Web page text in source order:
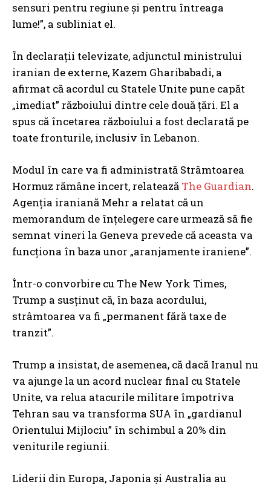
sensuri pentru regiune și pentru întreaga
lume!”, a subliniat el.
În declarații televizate, adjunctul ministrului
iranian de externe, Kazem Gharibabadi, a
afirmat că acordul cu Statele Unite pune capăt
„imediat” războiului dintre cele două țări. El a
spus că încetarea războiului a fost declarată pe
toate fronturile, inclusiv în Lebanon.
Modul în care va fi administrată Strâmtoarea
Hormuz rămâne incert, relatează The Guardian.
Agenția iraniană Mehr a relatat că un
memorandum de înțelegere care urmează să fie
semnat vineri la Geneva prevede că aceasta va
funcționa în baza unor „aranjamente iraniene”.
Într-o convorbire cu The New York Times,
Trump a susținut că, în baza acordului,
strâmtoarea va fi „permanent fără taxe de
tranzit”.
Trump a insistat, de asemenea, că dacă Iranul nu
va ajunge la un acord nuclear final cu Statele
Unite, va relua atacurile militare împotriva
Tehran sau va transforma SUA în „gardianul
Orientului Mijlociu” în schimbul a 20% din
veniturile regiunii.
Liderii din Europa, Japonia și Australia au